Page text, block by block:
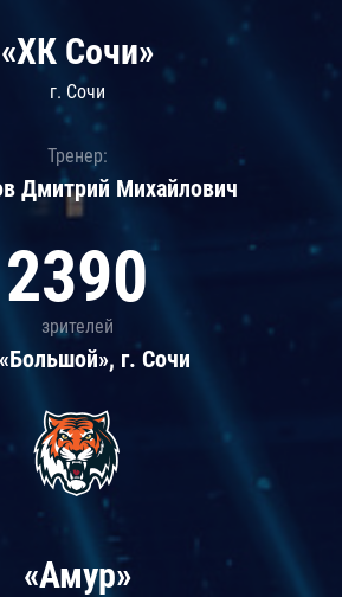
«ХК Сочи»
г. Сочи
Тренер:
Дмитрий Михайлович
2390
зрителей
г. Сочи
«Амур»